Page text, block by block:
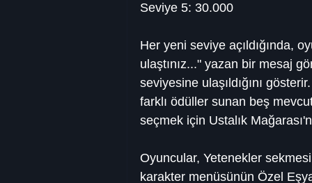
Seviye 5: 30.000
Her yeni seviye açıldığında,
ulaştınız..." yazan bir mesaj
seviyesine ulaşıldığını
farklı ödüller sunan beş
seçmek için Ustalık
Oyuncular, Yetenekler
karakter menüsünün Özel